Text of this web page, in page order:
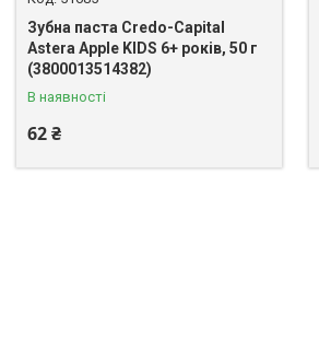
Зубна паста Credo-Capital
Astera Apple KIDS 6+ років, 50 г
(3800013514382)
В наявності
62 ₴